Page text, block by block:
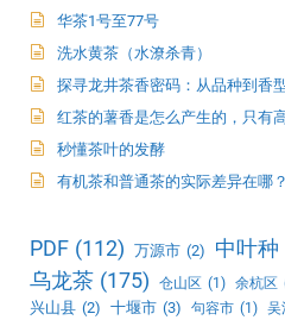
华茶1号至77号
洗水黄茶（水潦杀青）
探寻龙井茶香密码：从品种到香
红茶的薯香是怎么产生的，只有
秒懂茶叶的发酵
有机茶和普通茶的实际差异在哪？
PDF (112) 万源市 (2) 中叶种
乌龙茶 (175) 仓山区 (1) 余杭区
兴山县 (2) 十堰市 (3) 句容市 (1) 吴